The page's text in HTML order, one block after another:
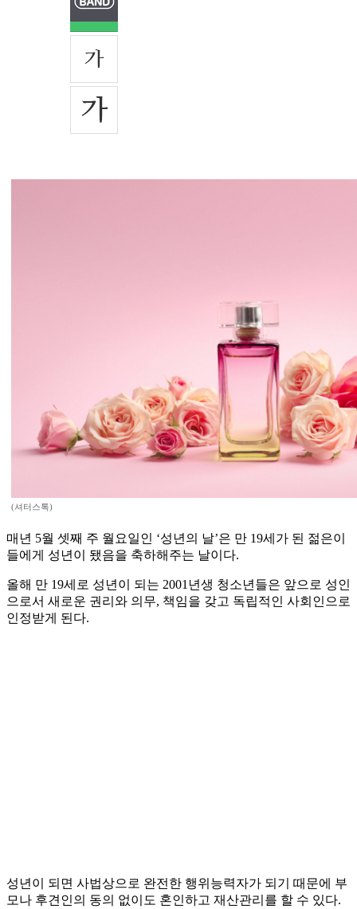
(셔터스톡)
매년 5월 셋째 주 월요일인 ‘성년의 날’은 만 19세가 된 젊은이
들에게 성년이 됐음을 축하해주는 날이다.
올해 만 19세로 성년이 되는 2001년생 청소년들은 앞으로 성인
으로서 새로운 권리와 의무, 책임을 갖고 독립적인 사회인으로
인정받게 된다.
성년이 되면 사법상으로 완전한 행위능력자가 되기 때문에 부
모나 후견인의 동의 없이도 혼인하고 재산관리를 할 수 있다.